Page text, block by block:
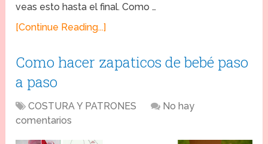
veas esto hasta el final. Como …
[Continue Reading...]
Como hacer zapaticos de bebé paso
a paso
COSTURA Y PATRONES
No hay
comentarios